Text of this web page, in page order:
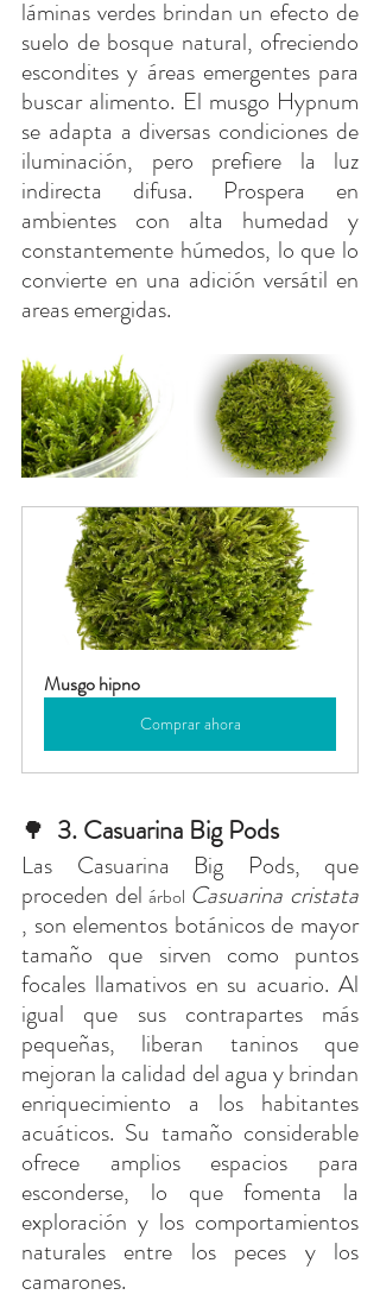
láminas verdes brindan un efecto de
suelo de bosque natural, ofreciendo
escondites y áreas emergentes para
buscar alimento. El musgo Hypnum
se adapta a diversas condiciones de
iluminación, pero prefiere la luz
indirecta difusa. Prospera en
ambientes con alta humedad y
constantemente húmedos, lo que lo
convierte en una adición versátil en
areas emergidas.
Musgo hipno
Comprar ahora
🌳 3. Casuarina Big Pods
Las Casuarina Big Pods, que
proceden del árbol Casuarina cristata
, son elementos botánicos de mayor
tamaño que sirven como puntos
focales llamativos en su acuario. Al
igual que sus contrapartes más
pequeñas, liberan taninos que
mejoran la calidad del agua y brindan
enriquecimiento a los habitantes
acuáticos. Su tamaño considerable
ofrece amplios espacios para
esconderse, lo que fomenta la
exploración y los comportamientos
naturales entre los peces y los
camarones.